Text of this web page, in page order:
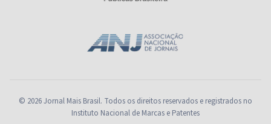
© 2026 Jornal Mais Brasil. Todos os direitos reservados e registrados no
Instituto Nacional de Marcas e Patentes